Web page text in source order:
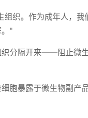
织。作为成年人，我
"
织分隔开来——阻止微
胞暴露于微生物副产